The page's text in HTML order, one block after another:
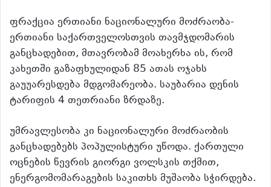
ფრაქცია ერთიანი ნაციონალური მოძრაობა-
ერთიანი საქართველოსთვის თავმჯდომარის
განცხადებით, მთავრობამ მოახერხა ის, რომ
კახეთში გაზაფხულიდან 85 ათას ოჯახს
გაუუარესდება მდგომარეობა. საუბარია დენის
ტარიფის 4 თეთრიანი ზრდაზე.
უმრავლესობა კი ნაციონალური მოძრაობის
განცხადებებს პოპულისტური უწოდა. ქართული
ოცნების წევრის გიორგი ვოლსკის თქმით,
ენერგომომარაგების საკითხს მუშაობა სჭირდება.